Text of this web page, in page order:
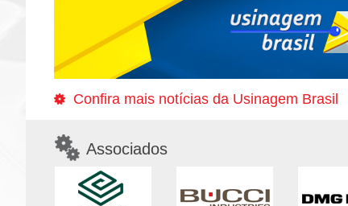
Confira mais notícias da Usinagem Brasil
Associados